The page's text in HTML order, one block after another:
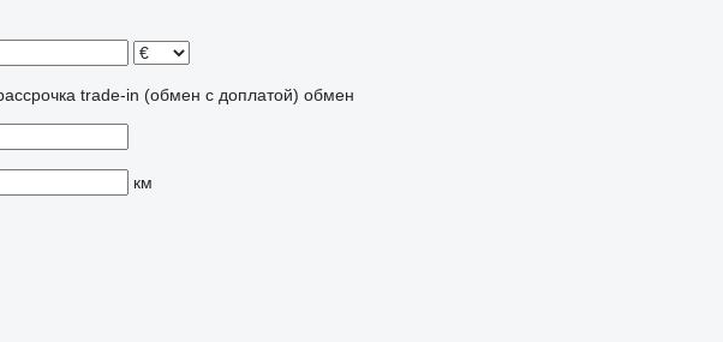
trade-in (обмен с доплатой) обмен
км